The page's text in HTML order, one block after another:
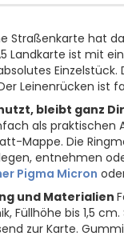
Straßenkarte hat
Landkarte ist mit
Leinenrücken ist
bleibt ganz
als praktischen
Mappe. Die
entnehmen
Pigma Micron
und Materialien
Füllhöhe bis 1,5
zur Karte.